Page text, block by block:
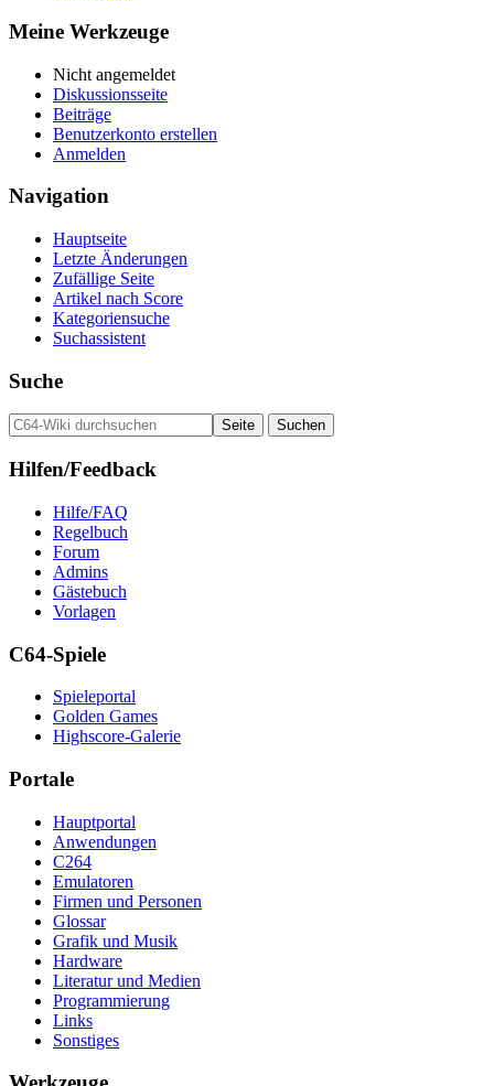
Meine Werkzeuge
Nicht angemeldet
Diskussionsseite
Beiträge
Benutzerkonto erstellen
Anmelden
Navigation
Hauptseite
Letzte Änderungen
Zufällige Seite
Artikel nach Score
Kategoriensuche
Suchassistent
Suche
Hilfen/Feedback
Hilfe/FAQ
Regelbuch
Forum
Admins
Gästebuch
Vorlagen
C64-Spiele
Spieleportal
Golden Games
Highscore-Galerie
Portale
Hauptportal
Anwendungen
C264
Emulatoren
Firmen und Personen
Glossar
Grafik und Musik
Hardware
Literatur und Medien
Programmierung
Links
Sonstiges